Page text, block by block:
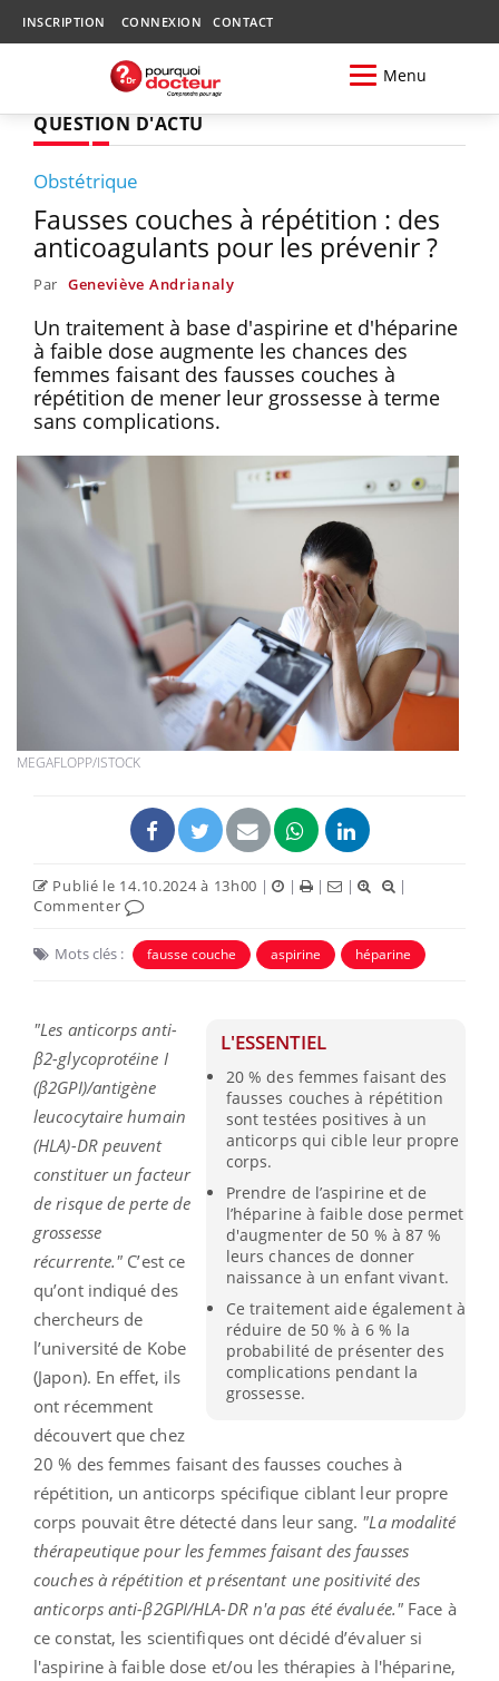
INSCRIPTION CONNEXION CONTACT
Menu
QUESTION D'ACTU
Obstétrique
Fausses couches à répétition : des
anticoagulants pour les prévenir ?
Par Geneviève Andrianaly
Un traitement à base d'aspirine et d'héparine
à faible dose augmente les chances des
femmes faisant des fausses couches à
répétition de mener leur grossesse à terme
sans complications.
MEGAFLOPP/ISTOCK
Publié le 14.10.2024 à 13h00 | | | |
|
Commenter
Mots clés : fausse couche aspirine héparine
L'ESSENTIEL
20 % des femmes faisant des
fausses couches à répétition
sont testées positives à un
anticorps qui cible leur propre
corps.
Prendre de l’aspirine et de
l’héparine à faible dose permet
d'augmenter de 50 % à 87 %
leurs chances de donner
naissance à un enfant vivant.
Ce traitement aide également à
réduire de 50 % à 6 % la
probabilité de présenter des
complications pendant la
grossesse.
"Les anticorps anti-
β2-glycoprotéine I
(β2GPI)/antigène
leucocytaire humain
(HLA)-DR peuvent
constituer un facteur
de risque de perte de
grossesse
récurrente." C’est ce
qu’ont indiqué des
chercheurs de
l’université de Kobe
(Japon). En effet, ils
ont récemment
découvert que chez
20 % des femmes faisant des fausses couches à
répétition, un anticorps spécifique ciblant leur propre
corps pouvait être détecté dans leur sang. "La modalité
thérapeutique pour les femmes faisant des fausses
couches à répétition et présentant une positivité des
anticorps anti-β2GPI/HLA-DR n'a pas été évaluée."Face à
ce constat, les scientifiques ont décidé d’évaluer si
l'aspirine à faible dose et/ou les thérapies à l'héparine,